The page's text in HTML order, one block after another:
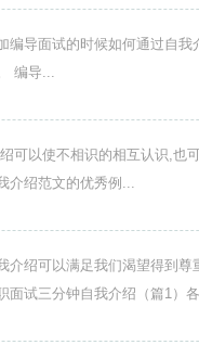
编导面试的时候如何通过自
编导...
可以使不相识的相互认识,也
介绍范文的优秀例...
绍可以满足我们渴望得到
面试三分钟自我介绍（篇1）